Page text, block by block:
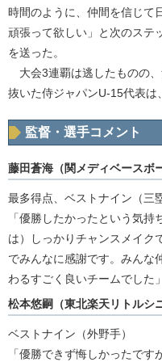
時間のように、仲間を信じて
頑張って欲しい」と次のステ
を送った。
大会3連覇は逃したものの
抜いた侍ジャパンU-15代表は
監督・選手コメント
藤田蒼海（関メディベースボ
最多得点、ベストナイン（三
「優勝したかったという気
は）しっかりチャンスメイク
でみんなに感謝です。みんな
わるすごく良いチームでした」
松本悠嗣（東北楽天リトルシ
ベストナイン（外野手）
「優勝できず悔しかったで